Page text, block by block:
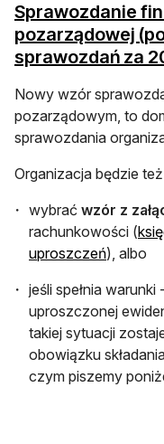
Sprawozdanie
pozarządowej
sprawozdań za
​Nowy wzór
pozarządowym, to
sprawozdania
Organizacja będzie też
wybrać wzór z
rachunkowości (
uproszczeńotwiera
), albo
jeśli spełnia
uproszczonej
takiej sytuacji
obowiązku
czym piszemy